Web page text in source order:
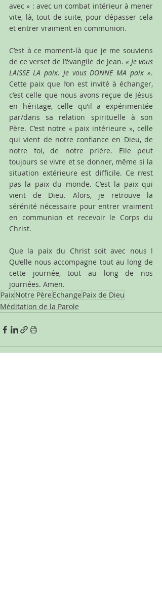
avec » : avec un combat intérieur à mener
vite, là, tout de suite, pour dépasser cela
et entrer vraiment en communion.
C’est à ce moment-là que je me souviens
de ce verset de l’évangile de Jean. « Je vous
LAISSE LA paix. Je vous DONNE MA paix ».
Cette paix que l’on est invité à échanger,
c’est celle que nous avons reçue de Jésus
en héritage, celle qu’il a expérimentée
par/dans sa relation spirituelle à son
Père. C’est notre « paix intérieure », celle
qui vient de notre confiance en Dieu, de
notre foi, de notre prière. Elle peut
toujours se vivre et se donner, même si la
situation extérieure est difficile. Ce n’est
pas la paix du monde. C’est la paix qui
vient de Dieu. Alors, je retrouve la
sérénité nécessaire pour entrer vraiment
en communion et recevoir le Corps du
Christ.
Que la paix du Christ soit avec nous !
Qu’elle nous accompagne tout au long de
cette journée, tout au long de nos
journées. Amen.
PaixNotre Père Echange Paix de Dieu
Méditation de la Parole